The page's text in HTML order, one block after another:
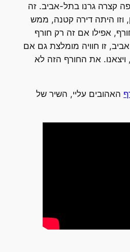
קצרה גרנו בתל-אביב. זה
וזו היתה דירה קטנה, ממש
אפילו אם זה רק חורף
זו חוויה מומלצת גם אם
ויצאנו. את החורף הזה לא
האהובים עליי, השיר של